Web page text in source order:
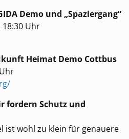
Demo und „Spaziergang“
Uhr
Heimat Demo Cottbus
fordern Schutz und
ist wohl zu klein für genauere